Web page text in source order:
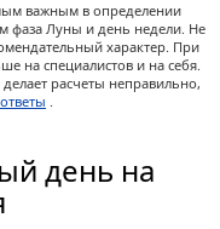
важным в определении
фаза Луны и день недели. Не
характер. При
на специалистов и на себя.
расчеты неправильно,
.
день на